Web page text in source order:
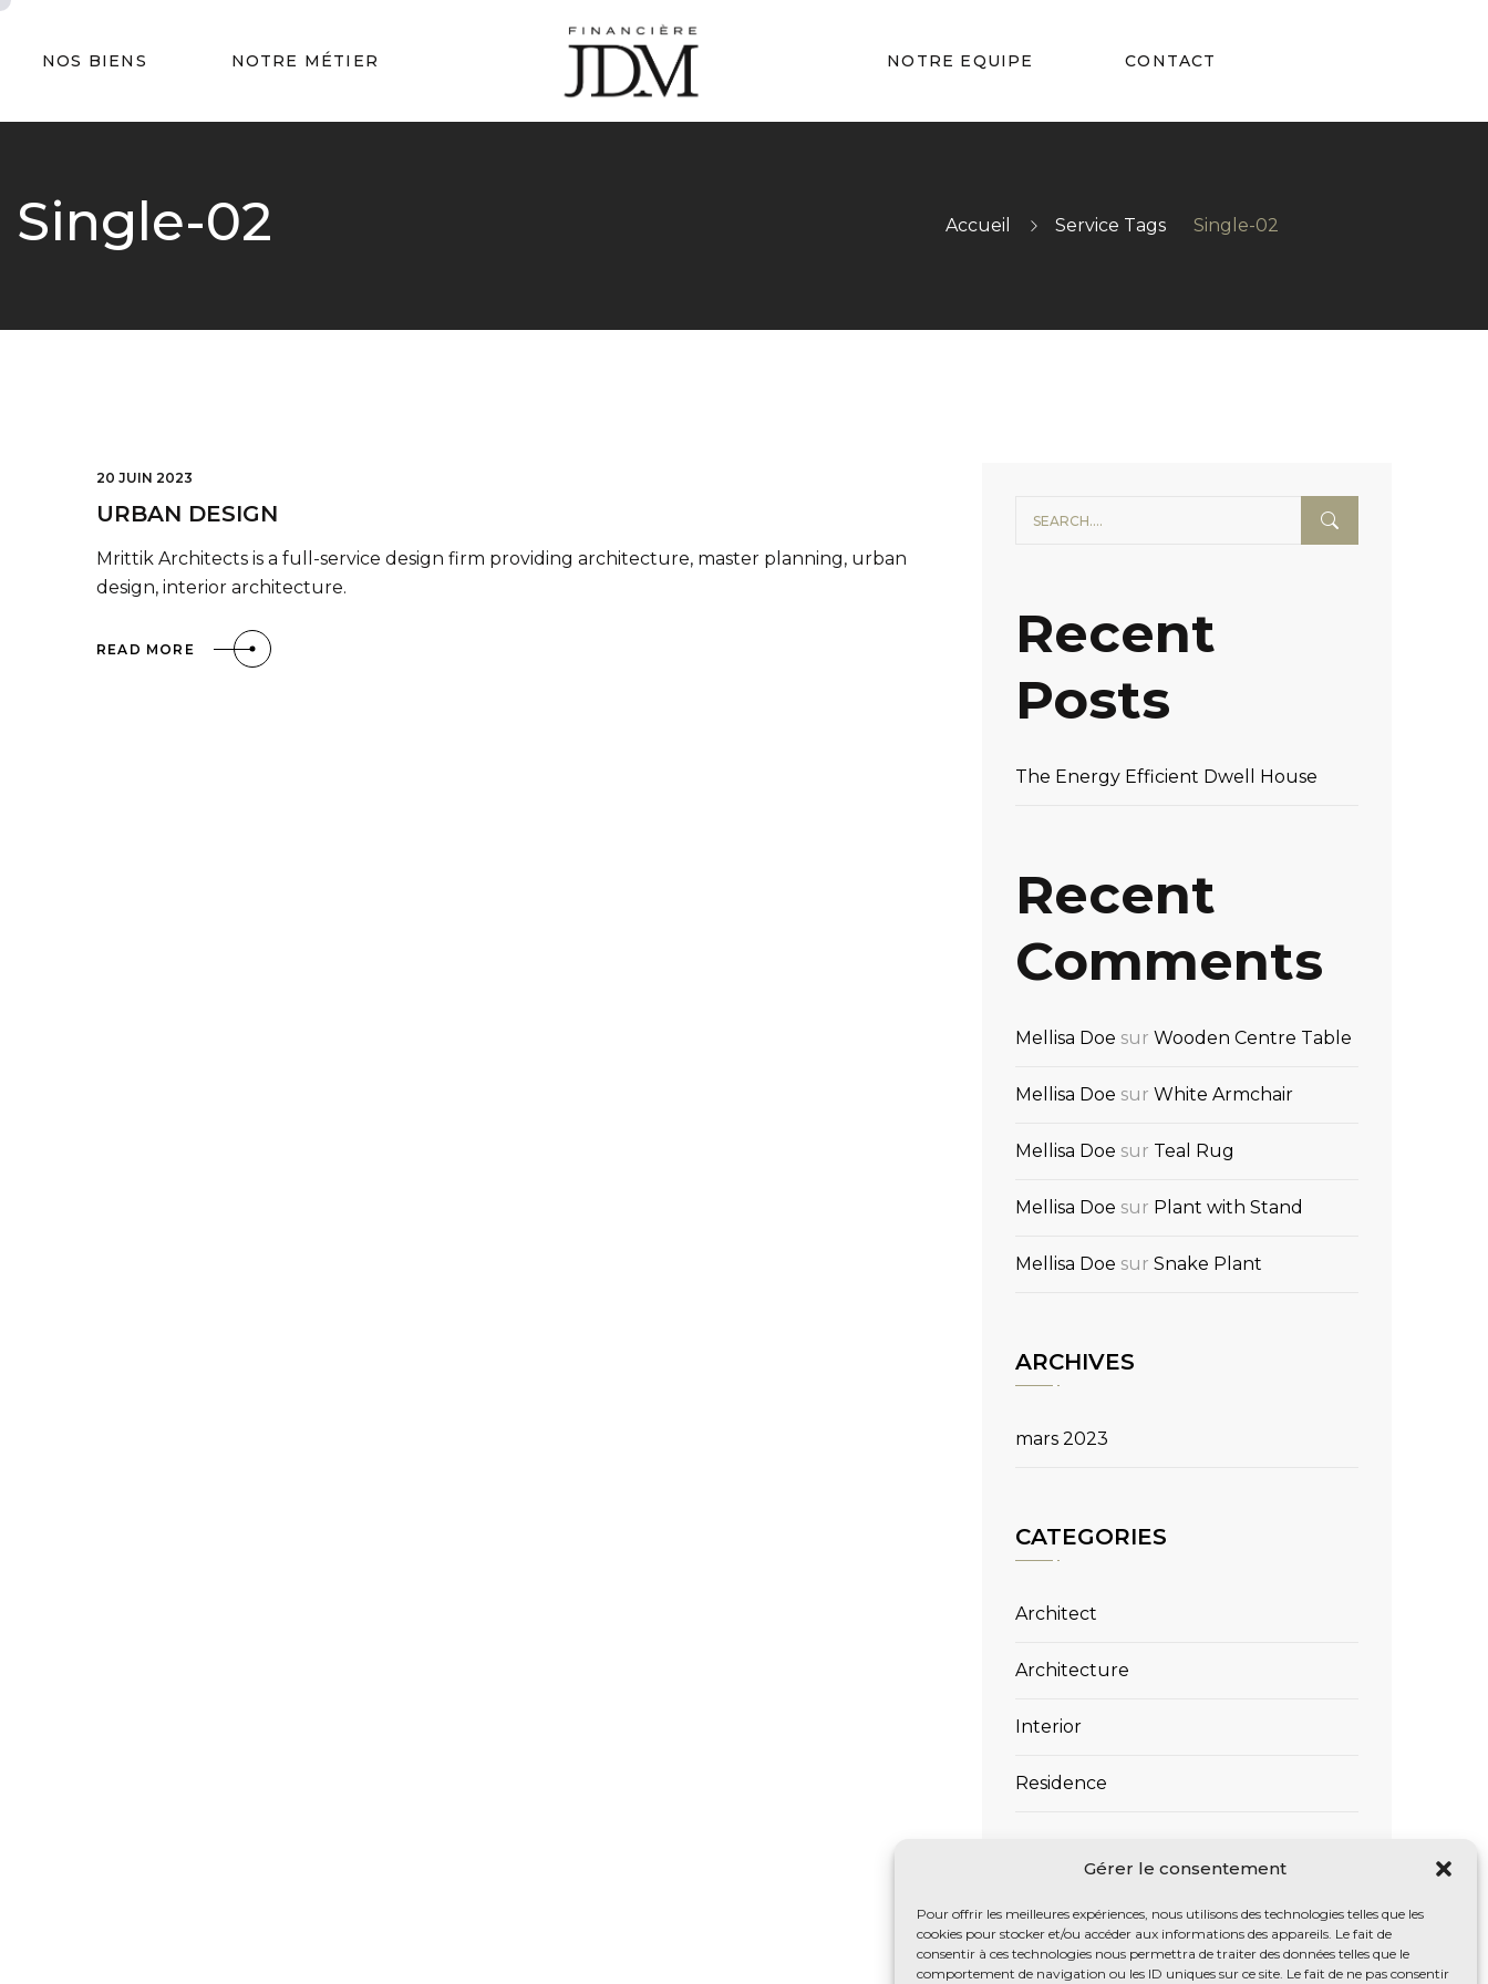
Gérer le consentement
Pour offrir les meilleures expériences, nous utilisons des technologies telles que les
cookies pour stocker et/ou accéder aux informations des appareils. Le fait de
consentir à ces technologies nous permettra de traiter des données telles que le
comportement de navigation ou les ID uniques sur ce site. Le fait de ne pas consentir
NOS BIENS NOTRE MÉTIER NOTRE EQUIPE CONTACT
Single-02 Accueil Service Tags Single-02
20 JUIN 2023
URBAN DESIGN
Mrittik Architects is a full-service design firm providing architecture, master planning, urban
design, interior architecture.
READ MORE
Recent
Posts
The Energy Efficient Dwell House
Recent
Comments
Mellisa Doe sur Wooden Centre Table
Mellisa Doe sur White Armchair
Mellisa Doe sur Teal Rug
Mellisa Doe sur Plant with Stand
Mellisa Doe sur Snake Plant
ARCHIVES
mars 2023
CATEGORIES
Architect
Architecture
Interior
Residence
Architecture Design Exterior Gallery